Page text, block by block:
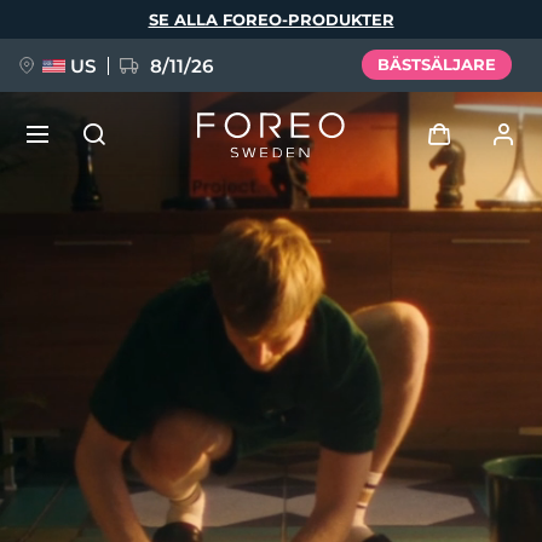
SE ALLA FOREO-PRODUKTER
US 8/11/26 BÄSTSÄLJARE
Mina enheter
Mina beställningar
Mina adresser
Mina prenumerationer
FAQ™ Pure Beauty-Tech Elixir
issa™ Teeth Whitening Set
Deutsch
Español
Français
Italiano
Português
Polski
Svenska
Русский
简体中文 繁體中文